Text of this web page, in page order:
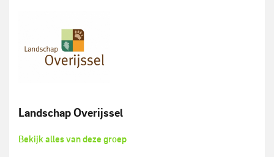
Landschap Overijssel
Bekijk alles van deze groep